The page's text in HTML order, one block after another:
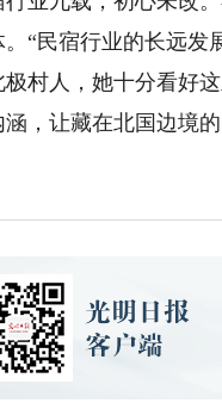
“民宿行业的长远发
村人，她十分看好
涵，让藏在北国边